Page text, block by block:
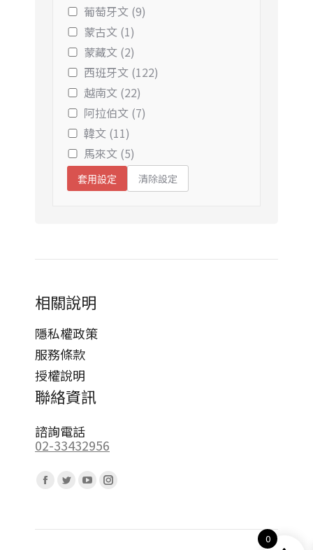
葡萄牙文 (9)
蒙古文 (1)
蒙藏文 (2)
西班牙文 (122)
越南文 (22)
阿拉伯文 (7)
韓文 (11)
馬來文 (5)
套用設定 清除設定
相關說明
隱私權政策
服務條款
授權說明
聯絡資訊
諮詢電話
02-33432956
Facebook
opens
Twitter
opens
YouTube
opens
Instagram
opens
0